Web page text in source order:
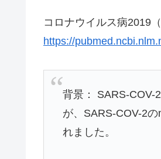
コロナウイルス病2019
https://
背景： SARS-COV-
が、SARS-COV-2
れました。